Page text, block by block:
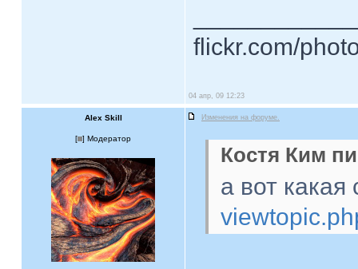
flickr.com/
04 апр, 09 12:23
Alex Skill Изменения на форуме.
[ ] Модератор
Костя Ким
а вот какая